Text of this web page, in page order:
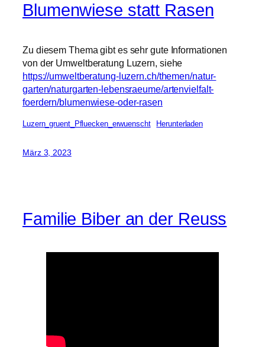
Blumenwiese statt Rasen
Zu diesem Thema gibt es sehr gute Informationen
von der Umweltberatung Luzern, siehe
https://umweltberatung-luzern.ch/themen/natur-
garten/naturgarten-lebensraeume/artenvielfalt-
foerdern/blumenwiese-oder-rasen
Luzern_gruent_Pfluecken_erwuenscht Herunterladen
März 3, 2023
Familie Biber an der Reuss